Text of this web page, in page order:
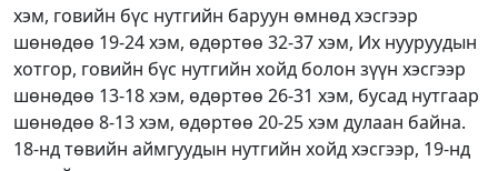
хэм, говийн бүс нутгийн баруун өмнөд хэсгээр
шөнөдөө 19-24 хэм, өдөртөө 32-37 хэм, Их нууруудын
хотгор, говийн бүс нутгийн хойд болон зүүн хэсгээр
шөнөдөө 13-18 хэм, өдөртөө 26-31 хэм, бусад нутгаар
шөнөдөө 8-13 хэм, өдөртөө 20-25 хэм дулаан байна.
18-нд төвийн аймгуудын нутгийн хойд хэсгээр, 19-нд